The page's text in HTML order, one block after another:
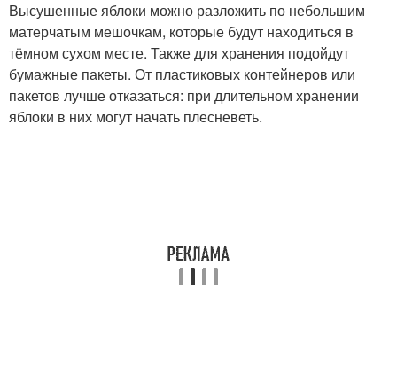
Высушенные яблоки можно разложить по небольшим
матерчатым мешочкам, которые будут находиться в
тёмном сухом месте. Также для хранения подойдут
бумажные пакеты. От пластиковых контейнеров или
пакетов лучше отказаться: при длительном хранении
яблоки в них могут начать плесневеть.